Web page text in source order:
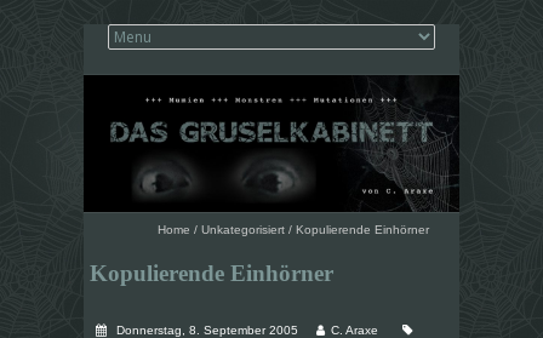
Home / Unkategorisiert / Kopulierende Einhörner
Kopulierende Einhörner
Donnerstag, 8. September 2005 C. Araxe